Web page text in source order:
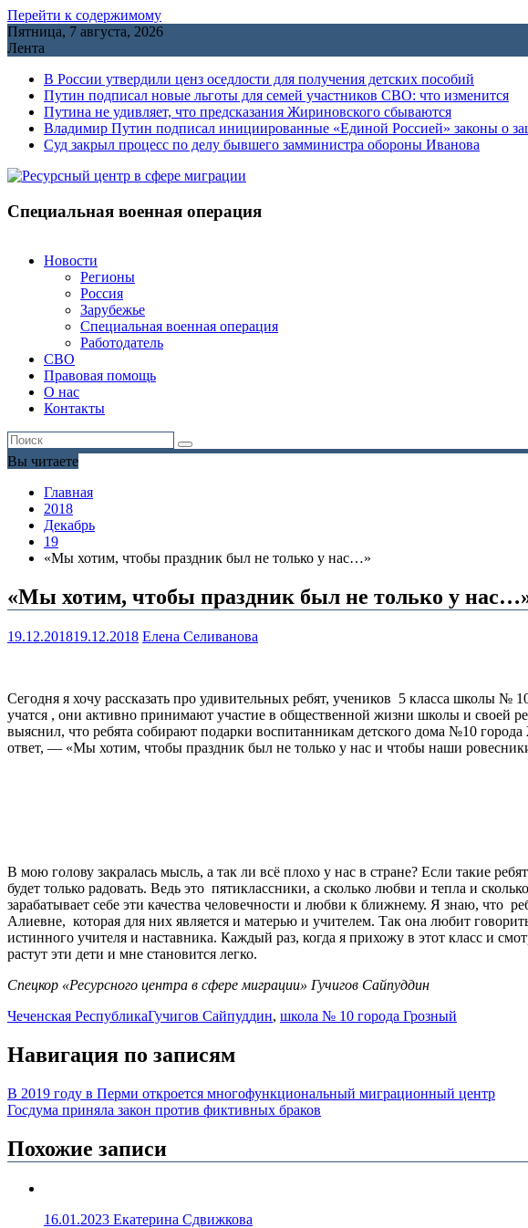
Перейти к содержимому
Пятница, 7 августа, 2026
Лента
В России утвердили ценз оседлости для получения детских пособий
Путин подписал новые льготы для семей участников СВО: что изменится
Путина не удивляет, что предсказания Жириновского сбываются
Владимир Путин подписал инициированные «Единой Россией» законы о
Cуд закрыл процесс по делу бывшего замминистра обороны Иванова
Специальная военная операция
Новости
Регионы
Россия
Зарубежье
Специальная военная операция
Работодатель
СВО
Правовая помощь
О нас
Контакты
Вы читаете
Главная
2018
Декабрь
19
«Мы хотим, чтобы праздник был не только у нас…»
«Мы хотим, чтобы праздник был не только у
19.12.201819.12.2018 Елена Селиванова
Сегодня я хочу рассказать про удивительных ребят, учеников 5 класса школы
учатся , они активно принимают участие в общественной жизни школы и своей
выяснил, что ребята собирают подарки воспитанникам детского дома №10
ответ, — «Мы хотим, чтобы праздник был не только у нас и чтобы наши
В мою голову закралась мысль, а так ли всё плохо у нас в стране? Если такие
будет только радовать. Ведь это пятиклассники, а сколько любви и тепла и
зарабатывает себе эти качества человечности и любви к ближнему. Я знаю, что
Алиевне, которая для них является и матерью и учителем. Так она любит
истинного учителя и наставника. Каждый раз, когда я прихожу в этот класс и
растут эти дети и мне становится легко.
Спецкор «Ресурсного центра в сфере миграции» Гучигов Сайпуддин
Чеченская РеспубликаГучигов Сайпуддин, школа № 10 города Грозный
Навигация по записям
В 2019 году в Перми откроется многофункциональный миграционный центр
Госдума приняла закон против фиктивных браков
Похожие записи
16.01.2023 Екатерина Сдвижкова